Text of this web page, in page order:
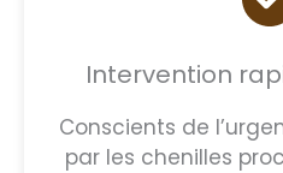
Intervention
Conscients de
par les chenilles